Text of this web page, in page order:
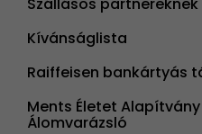
Kívánságlista
Raiffeisen bankártyás
Ments Életet Alapítvány
Álomvarázsló